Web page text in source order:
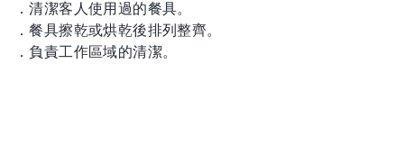
．清潔客人使用過的餐具。
．餐具擦乾或烘乾後排列整齊。
．負責工作區域的清潔。